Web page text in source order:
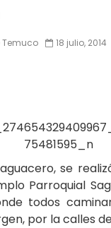
Temuco 18 julio, 2014
se
Parroquial
todos
por la calles